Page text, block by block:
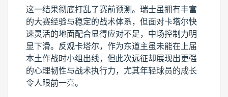
这一结果彻底打乱了赛前预测。瑞士虽拥有丰富
的大赛经验与稳定的战术体系，但面对卡塔尔快
速灵活的地面配合显得应对不足，中场控制力明
显下滑。反观卡塔尔，作为东道主虽未能在上届
本土作战时小组出线，但此次远征却展现出更强
的心理韧性与战术执行力，尤其年轻球员的成长
令人眼前一亮。